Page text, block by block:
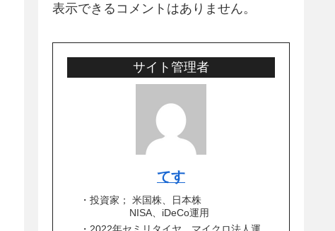
表示できるコメントはありません。
サイト管理者
てす
・投資家； 米国株、日本株
NISA、iDeCo運用
・2022年セミリタイヤ、マイクロ法人運